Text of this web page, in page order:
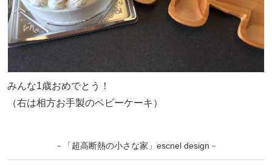
みんな1歳おめでとう！
（右は相方お手製のベビーケーキ）
－「超高断熱の小さな家」escnel design－